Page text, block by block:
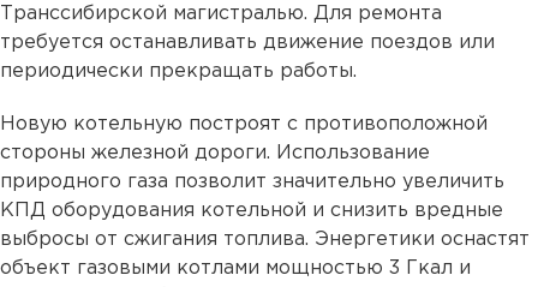
Транссибирской магистралью. Для ремонта
требуется останавливать движение поездов или
периодически прекращать работы.
Новую котельную построят с противоположной
стороны железной дороги. Использование
природного газа позволит значительно увеличить
КПД оборудования котельной и снизить вредные
выбросы от сжигания топлива. Энергетики оснастят
объект газовыми котлами мощностью 3 Гкал и